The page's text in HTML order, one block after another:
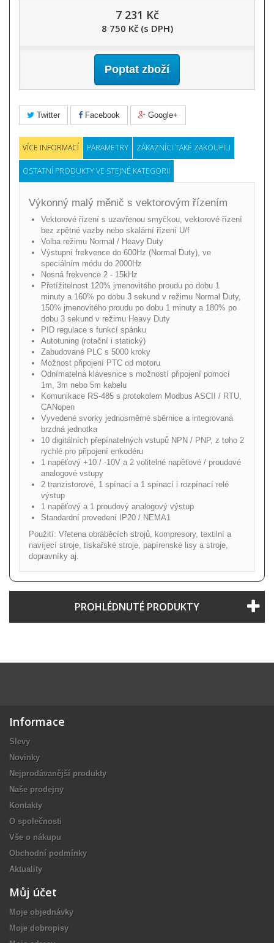
7 231 Kč
8 750 Kč (s DPH)
Poptat zboží
Twitter Facebook Google+
VÍCE INFORMACÍ PARAMETRY ZÁKAZNÍCI TAKÉ ZAKOUPILI
OSTATNÍ PRODUKTY VE STEJNÉ KATEGORII
Výkonný malý měnič s vektorovým řízením
Vektorové řízení s uzavřenou smyčkou, vektorové řízení
bez zpětné vazby nebo skalární řízení U/f
Volba režimu Normal / Heavy Duty
Výstupní frekvence do 600Hz (Normal Duty), ve
speciálním módu do 2000Hz
Nosná frekvence 2 - 15kHz
Přetížitelnost 120% jmenovitého proudu po dobu 1
minuty a 160% po dobu 3 sekund v režimu Normal Duty,
150% jmenovitého proudu po dobu 1 minuty a 180% po
dobu 3 sekund v režimu Heavy Duty
PID regulace s funkcí spánku
Autotuning (rotační i statický)
Zabudované PLC s 5000 kroky
Možnost připojení PTC od motoru
Odnímatelná klávesnice s možností připojení pomocí
1m, 3m nebo 5m kabelu
Komunikace RS-485 s protokolem Modbus ASCII / RTU,
CANopen
Vyvedené svorky jednosměrné sběrnice a integrovaná
brzdná jednotka
10 digitálních přepínatelných vstupů NPN / PNP, z toho 2
rychlé pro připojení enkodéru
1 napěťový +10 / -10V a 2 volitelné napěťové / proudové
analogové vstupy
2 tranzistorové, 1 spínací a 1 spínací i rozpínací relé
výstup
1 napěťový a 1 proudový analogový výstup
Standardní provedení IP20 / NEMA1
Použití: Vřetena obráběcích strojů, kompresory, textilní a
navíjecí stroje, tiskařské stroje, papírenské lisy a stroje,
dopravníky aj.
PROHLÉDNUTÉ PRODUKTY
Informace
Slevy
Novinky
Nejprodávanější produkty
Naše prodejny
Kontakty
O společnosti
Vše o nákupu
Obchodní podmínky
Aktuality
Můj účet
Moje objednávky
Moje dobropisy